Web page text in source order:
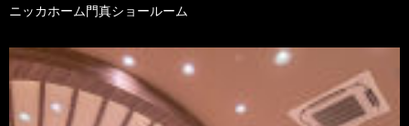
ニッカホーム門真ショールーム